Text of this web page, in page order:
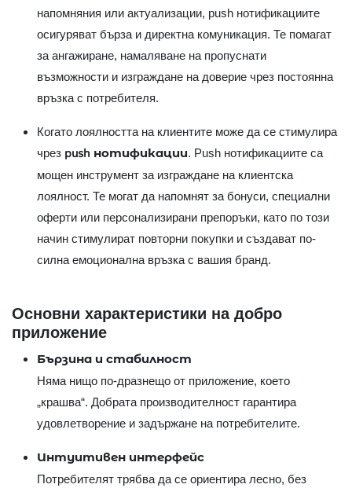
напомняния или актуализации, push нотификациите
осигуряват бърза и директна комуникация. Те помагат
за ангажиране, намаляване на пропуснати
възможности и изграждане на доверие чрез постоянна
връзка с потребителя.
Когато лоялността на клиентите може да се стимулира
чрез push нотификации. Push нотификациите са
мощен инструмент за изграждане на клиентска
лоялност. Те могат да напомнят за бонуси, специални
оферти или персонализирани препоръки, като по този
начин стимулират повторни покупки и създават по-
силна емоционална връзка с вашия бранд.
Основни характеристики на добро
приложение
Бързина и стабилност
Няма нищо по-дразнещо от приложение, което
„крашва“. Добрата производителност гарантира
удовлетворение и задържане на потребителите.
Интуитивен интерфейс
Потребителят трябва да се ориентира лесно, без